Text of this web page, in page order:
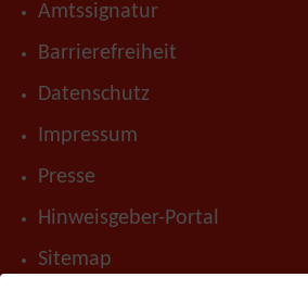
Amtssignatur
Barrierefreiheit
Datenschutz
Impressum
Presse
Hinweisgeber-Portal
Sitemap